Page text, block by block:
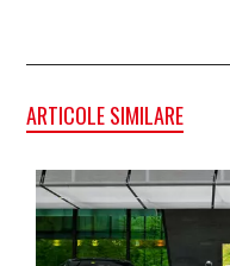
ARTICOLE SIMILARE